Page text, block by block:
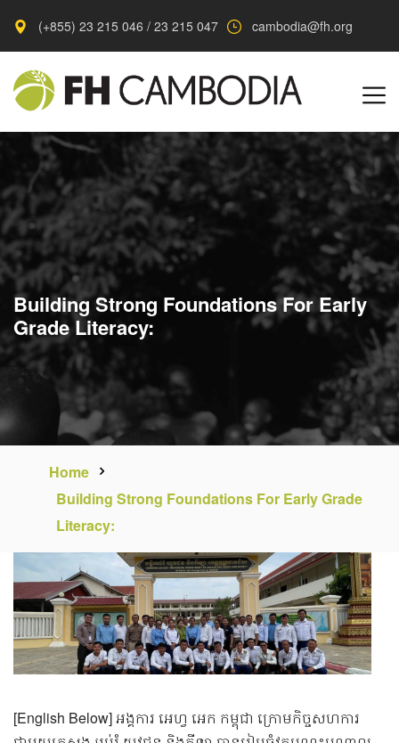
(+855) 23 215 046 / 23 215 047 cambodia@fh.org
Building Strong Foundations For Early
Grade Literacy:
Home
Building Strong Foundations For Early Grade
Literacy:
[English Below] អង្គការ អេហ្វ អេក កម្ពុជា ក្រោមកិច្ចសហការ